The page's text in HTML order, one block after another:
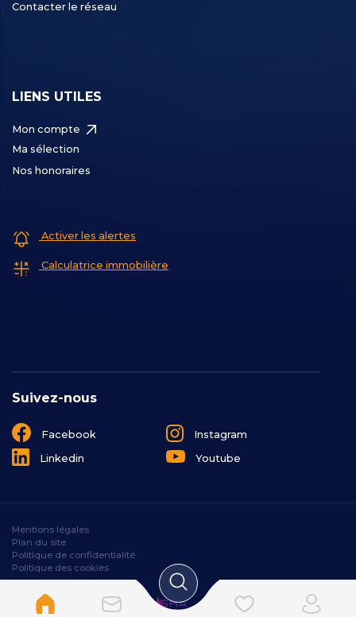
Contacter le réseau
Suivez-nous
Facebook
Instagram
Linkedin
Youtube
LIENS UTILES
Mon compte
Ma sélection
Nos honoraires
Activer les alertes
Calculatrice immobilière
Mentions légales
Plan du site
Politique de confidentialité
Politique des cookies
Designé et développé par